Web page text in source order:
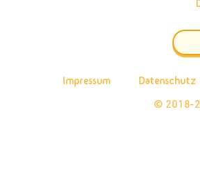
Impressum Datenschutz
© 2018-